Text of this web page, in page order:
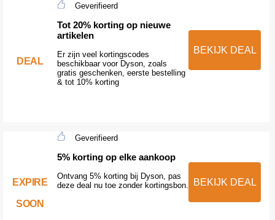
DEAL
Geverifieerd
Tot 20% korting op nieuwe
artikelen
Er zijn veel kortingscodes
beschikbaar voor Dyson, zoals
gratis geschenken, eerste bestelling
& tot 10% korting
BEKIJK DEAL
EXPIRE
SOON
Geverifieerd
5% korting op elke aankoop
Ontvang 5% korting bij Dyson, pas
deze deal nu toe zonder kortingsbon.
BEKIJK DEAL